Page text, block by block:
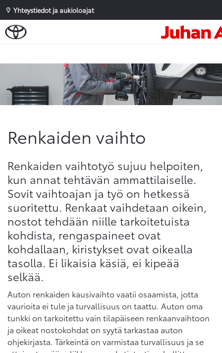
Yhteystiedot ja aukioloajat
Renkaiden vaihto
Renkaiden vaihtotyö sujuu helpoiten,
kun annat tehtävän ammattilaiselle.
Sovit vaihtoajan ja työ on hetkessä
suoritettu. Renkaat vaihdetaan oikein,
nostot tehdään niille tarkoitetuista
kohdista, rengaspaineet ovat
kohdallaan, kiristykset ovat oikealla
tasolla. Ei likaisia käsiä, ei kipeää
selkää.
Auton renkaiden kausivaihto vaatii osaamista, jotta
vaurioita ei tule ja turvallisuus on taattu. Auton oma
tunkki on tarkoitettu vain tilapäiseen renkaanvaihtoon
ja oikeat nostokohdat on syytä tarkastaa auton
ohjekirjasta. Tärkeintä on varmistaa turvallisuus ja se
Sivuhaku